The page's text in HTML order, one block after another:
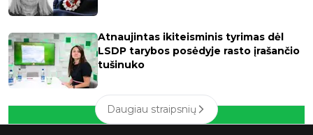
Atnaujintas ikiteisminis tyrimas dėl
LSDP tarybos posėdyje rasto įrašančio
tušinuko
Daugiau straipsnių